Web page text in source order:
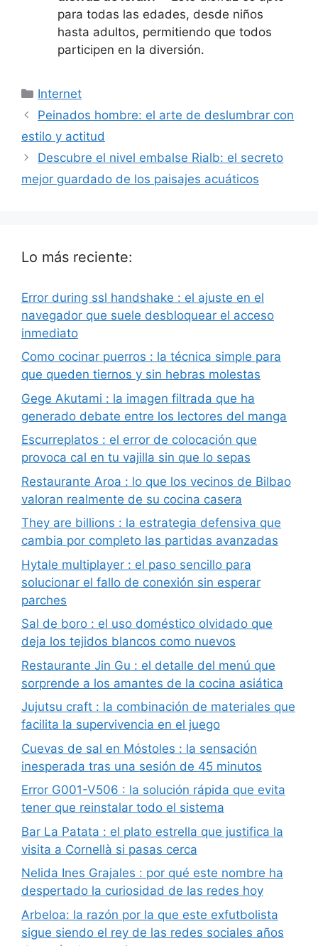
para todas las edades, desde niños
hasta adultos, permitiendo que todos
participen en la diversión.
Categorías
Internet
Peinados hombre: el arte de deslumbrar con
estilo y actitud
Descubre el nivel embalse Rialb: el secreto
mejor guardado de los paisajes acuáticos
Lo más reciente:
Error during ssl handshake : el ajuste en el
navegador que suele desbloquear el acceso
inmediato
Como cocinar puerros : la técnica simple para
que queden tiernos y sin hebras molestas
Gege Akutami : la imagen filtrada que ha
generado debate entre los lectores del manga
Escurreplatos : el error de colocación que
provoca cal en tu vajilla sin que lo sepas
Restaurante Aroa : lo que los vecinos de Bilbao
valoran realmente de su cocina casera
They are billions : la estrategia defensiva que
cambia por completo las partidas avanzadas
Hytale multiplayer : el paso sencillo para
solucionar el fallo de conexión sin esperar
parches
Sal de boro : el uso doméstico olvidado que
deja los tejidos blancos como nuevos
Restaurante Jin Gu : el detalle del menú que
sorprende a los amantes de la cocina asiática
Jujutsu craft : la combinación de materiales que
facilita la supervivencia en el juego
Cuevas de sal en Móstoles : la sensación
inesperada tras una sesión de 45 minutos
Error G001-V506 : la solución rápida que evita
tener que reinstalar todo el sistema
Bar La Patata : el plato estrella que justifica la
visita a Cornellà si pasas cerca
Nelida Ines Grajales : por qué este nombre ha
despertado la curiosidad de las redes hoy
Arbeloa: la razón por la que este exfutbolista
sigue siendo el rey de las redes sociales años